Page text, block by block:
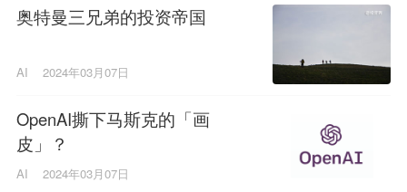
奥特曼三兄弟的投资帝国
AI 2024年03月07日
OpenAI撕下马斯克的「画
皮」？
AI 2024年03月07日